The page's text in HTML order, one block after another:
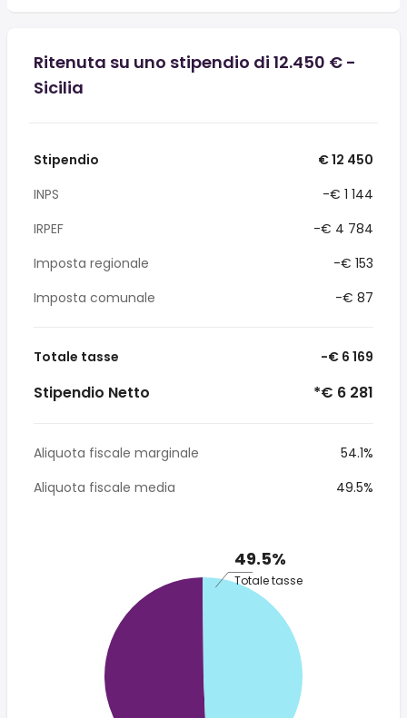
Ritenuta su uno stipendio di 12.450 € -
Sicilia
Stipendio
€ 12 450
INPS
-€ 1 144
IRPEF
-€ 4 784
Imposta regionale
-€ 153
Imposta comunale
-€ 87
Totale tasse -€ 6 169
Stipendio Netto *€ 6 281
Aliquota fiscale marginale
54.1%
Aliquota fiscale media
49.5%
49.5%
Totale tasse